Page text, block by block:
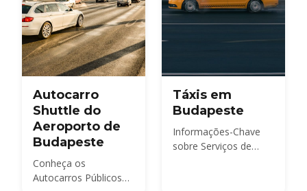
Autocarro
Shuttle do
Aeroporto de
Budapeste
Conheça os
Autocarros Públicos
Táxis em
Budapeste
Informações-Chave
sobre Serviços de